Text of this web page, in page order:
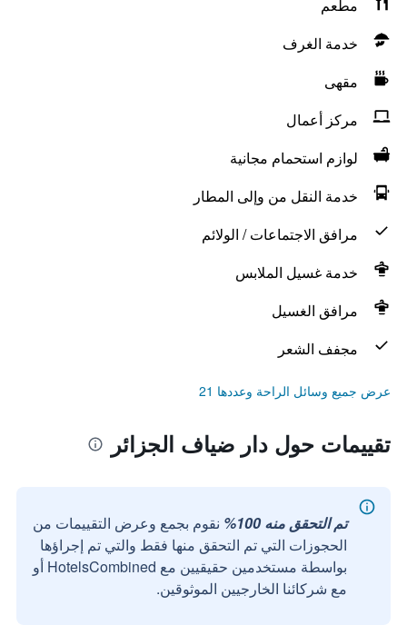
مطعم
خدمة الغرف
مقهى
مركز أعمال
لوازم استحمام مجانية
خدمة النقل من وإلى المطار
مرافق الاجتماعات / الولائم
خدمة غسيل الملابس
مرافق الغسيل
مجفف الشعر
عرض جميع وسائل الراحة وعددها 21
تقييمات حول دار ضياف الجزائر
تم التحقق منه 100%
نقوم بجمع وعرض التقييمات من
الحجوزات التي تم التحقق منها فقط والتي تم إجراؤها
بواسطة مستخدمين حقيقيين مع HotelsCombined أو
مع شركائنا الخارجيين الموثوقين.